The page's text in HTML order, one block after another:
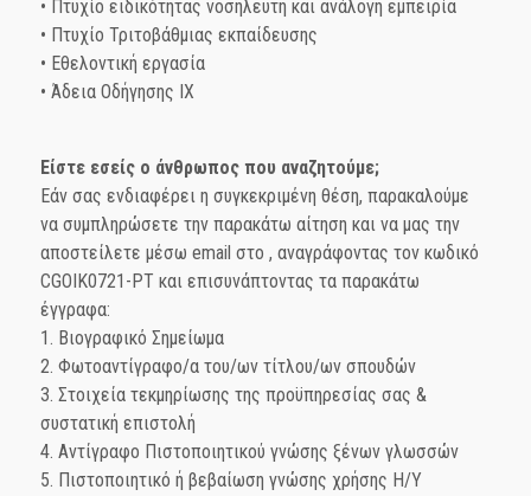
• Πτυχίο ειδικότητας νοσηλευτή και ανάλογη εμπειρία
• Πτυχίο Τριτοβάθμιας εκπαίδευσης
• Εθελοντική εργασία
• Άδεια Οδήγησης ΙΧ
Είστε εσείς ο άνθρωπος που αναζητούμε;
Εάν σας ενδιαφέρει η συγκεκριμένη θέση, παρακαλούμε
να συμπληρώσετε την παρακάτω αίτηση και να μας την
αποστείλετε μέσω email στο , αναγράφοντας τον κωδικό
CGOIK0721-PT και επισυνάπτοντας τα παρακάτω
έγγραφα:
1. Βιογραφικό Σημείωμα
2. Φωτοαντίγραφο/α του/ων τίτλου/ων σπουδών
3. Στοιχεία τεκμηρίωσης της προϋπηρεσίας σας &
συστατική επιστολή
4. Αντίγραφο Πιστοποιητικού γνώσης ξένων γλωσσών
5. Πιστοποιητικό ή βεβαίωση γνώσης χρήσης Η/Υ